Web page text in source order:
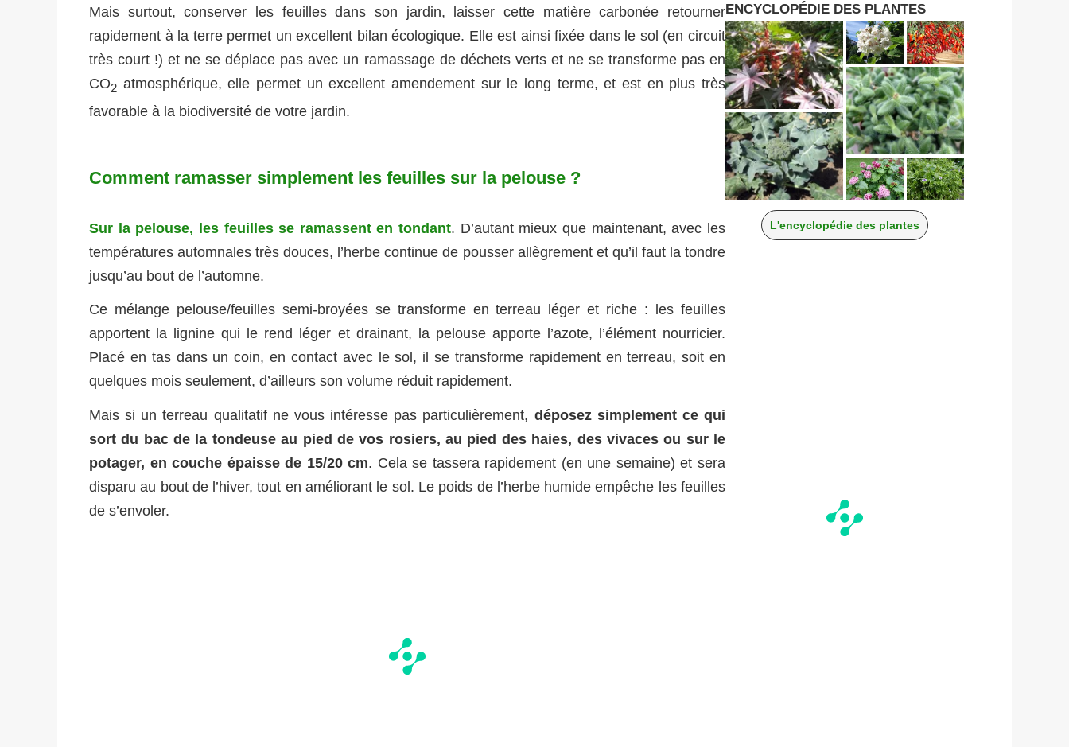
Mais surtout, conserver les feuilles dans son jardin, laisser cette matière carbonée retourner
rapidement à la terre permet un excellent bilan écologique. Elle est ainsi fixée dans le sol (en circuit
très court !) et ne se déplace pas avec un ramassage de déchets verts et ne se transforme pas en
CO2 atmosphérique, elle permet un excellent amendement sur le long terme, et est en plus très
favorable à la biodiversité de votre jardin.
Comment ramasser simplement les feuilles sur la pelouse ?
Sur la pelouse, les feuilles se ramassent en tondant. D’autant mieux que maintenant, avec les
températures automnales très douces, l’herbe continue de pousser allègrement et qu’il faut la tondre
jusqu’au bout de l’automne.
Ce mélange pelouse/feuilles semi-broyées se transforme en terreau léger et riche : les feuilles
apportent la lignine qui le rend léger et drainant, la pelouse apporte l’azote, l’élément nourricier.
Placé en tas dans un coin, en contact avec le sol, il se transforme rapidement en terreau, soit en
quelques mois seulement, d’ailleurs son volume réduit rapidement.
Mais si un terreau qualitatif ne vous intéresse pas particulièrement, déposez simplement ce qui
sort du bac de la tondeuse au pied de vos rosiers, au pied des haies, des vivaces ou sur le
potager, en couche épaisse de 15/20 cm. Cela se tassera rapidement (en une semaine) et sera
disparu au bout de l’hiver, tout en améliorant le sol. Le poids de l’herbe humide empêche les feuilles
de s’envoler.
ENCYCLOPÉDIE DES PLANTES
L'encyclopédie des plantes